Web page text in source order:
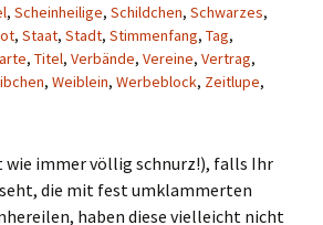
, Scheinheilige, Schildchen, Schwarzes,
, Staat, Stadt, Stimmenfang, Tag,
, Titel, Verbände, Vereine, Vertrag,
, Weiblein, Werbeblock, Zeitlupe,
wie immer völlig schnurz!), falls Ihr
die mit fest umklammerten
haben diese vielleicht nicht